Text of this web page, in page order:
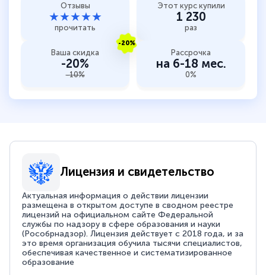
Отзывы
★★★★★
прочитать
Этот курс купили
1 230
раз
-20%
Ваша скидка
-20%
-10%
Рассрочка
на 6-18 мес.
0%
Лицензия и свидетельство
Актуальная информация о действии лицензии
размещена в открытом доступе в сводном реестре
лицензий на официальном сайте Федеральной
службы по надзору в сфере образования и науки
(Рособрнадзор). Лицензия действует с 2018 года, и за
это время организация обучила тысячи специалистов,
обеспечивая качественное и систематизированное
образование